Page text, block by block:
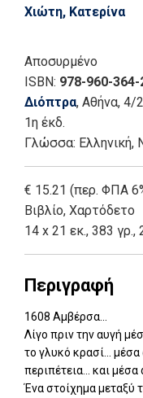
Χιώτη, Κατερίνα
Αποσυρμένο
ISBN: 978-960-
Διόπτρα, Αθήνα, 4/
1η έκδ.
Γλώσσα: Ελληνική,
€ 15.21 (περ. ΦΠΑ
Βιβλίο, Χαρτόδετο
14 x 21 εκ., 383 γρ.,
Περιγραφή
1608 Αμβέρσα...
Λίγο πριν την αυγή
το γλυκό κρασί... μέσα
περιπέτεια... και
Ένα στοίχημα μεταξύ